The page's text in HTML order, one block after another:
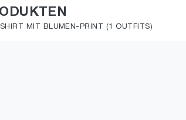
MIT BLUMEN-PRINT (1 OUTFITS)